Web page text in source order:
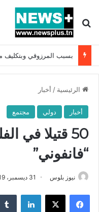
بحث عن
الرئيسية / أخبار
أخبار دولي مجتمع
50 قتيلا في
“فانفوني”
نيوز بلوس 31 ديسمبر، 2019
فيسبوك X لينكدإن